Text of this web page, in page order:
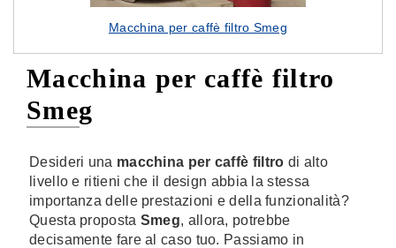
Macchina per caffè filtro Smeg
Macchina per caffè filtro
Smeg
Desideri una macchina per caffè filtro di alto
livello e ritieni che il design abbia la stessa
importanza delle prestazioni e della funzionalità?
Questa proposta Smeg, allora, potrebbe
decisamente fare al caso tuo. Passiamo in